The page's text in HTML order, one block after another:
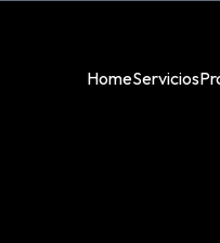
HomeServicios